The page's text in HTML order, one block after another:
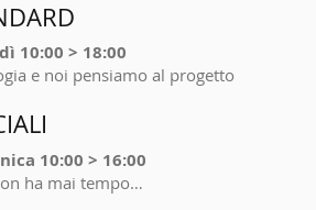
10:00 > 18:00
e noi pensiamo al progetto
10:00 > 16:00
ha mai tempo…